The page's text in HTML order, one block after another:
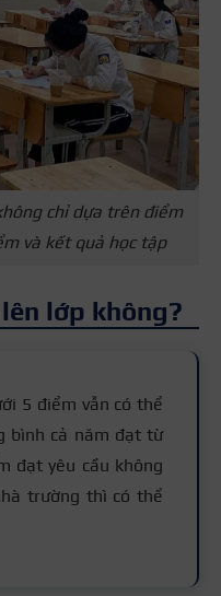
chỉ dựa trên điểm
và kết quả học tập
lớp không?
5 điểm vẫn có thể
bình cả năm đạt từ
đạt yêu cầu không
trường thì có thể